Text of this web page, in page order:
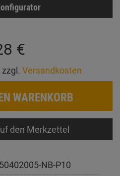
€
Versandkosten
WARENKORB
den Merkzettel
NB-P10